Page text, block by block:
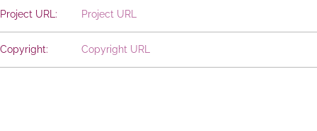
Project URL: Project URL
Copyright: Copyright URL